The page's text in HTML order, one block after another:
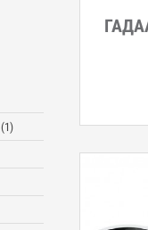
(1)